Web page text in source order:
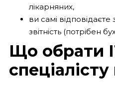
лікарняних,
ви самі
звітність (потрібен
Що обрати